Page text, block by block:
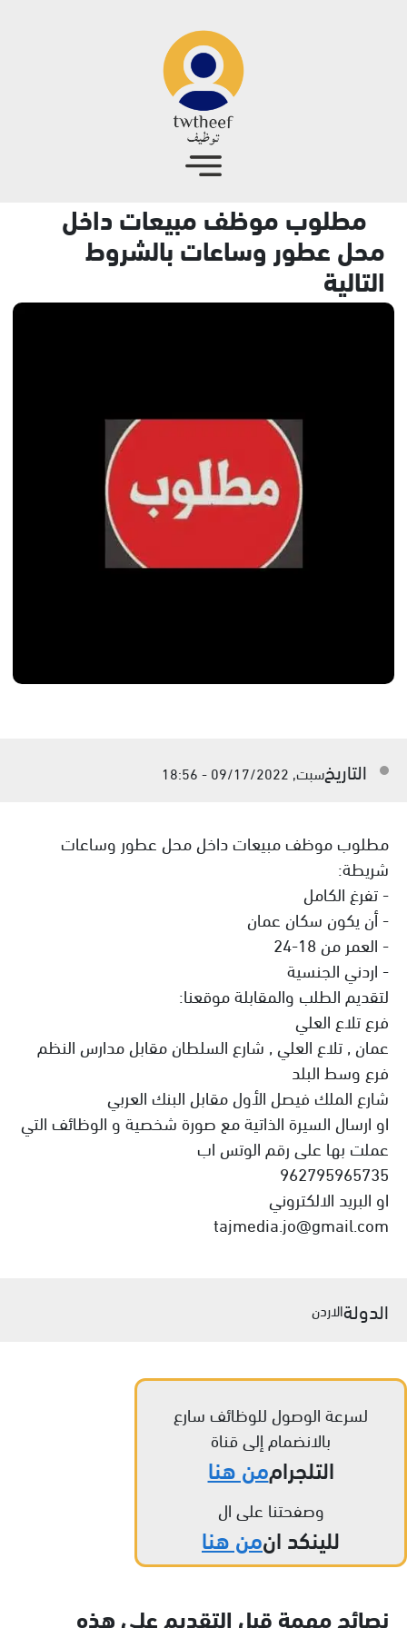
مطلوب موظف مبيعات داخل
محل عطور وساعات بالشروط
التالية
التاريخسبت, 09/17/2022 - 18:56
مطلوب موظف مبيعات داخل محل عطور وساعات
شريطة:
- تفرغ الكامل
- أن يكون سكان عمان
- العمر من 18-24
- اردني الجنسية
لتقديم الطلب والمقابلة موقعنا:
فرع تلاع العلي
عمان , تلاع العلي , شارع السلطان مقابل مدارس النظم
فرع وسط البلد
شارع الملك فيصل الأول مقابل البنك العربي
او ارسال السيرة الذاتية مع صورة شخصية و الوظائف التي
عملت بها على رقم الوتس اب
962795965735
او البريد الالكتروني
tajmedia.jo@gmail.com
الدولةالاردن
لسرعة الوصول للوظائف سارع
بالانضمام إلى قناة
التلجراممن هنا
وصفحتنا على ال
للينكد انمن هنا
نصائح مهمة قبل التقديم على هذه